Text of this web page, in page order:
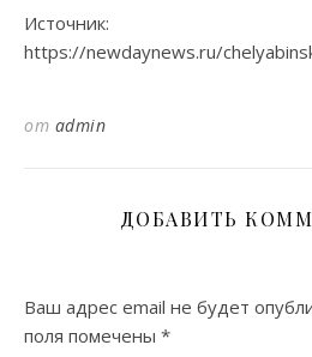
Источник:
https://newdaynews.ru/
от admin
ДОБАВИТЬ
Ваш адрес email не будет
поля помечены *